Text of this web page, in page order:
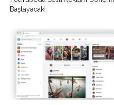
Başlayacak!